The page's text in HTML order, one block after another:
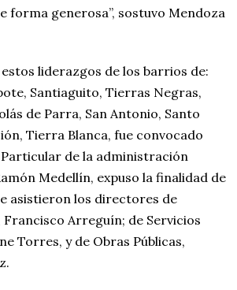
forma generosa”, sostuvo Mendoza
liderazgos de los barrios de:
Santiaguito, Tierras Negras,
de Parra, San Antonio, Santo
Tierra Blanca, fue convocado
de la administración
Medellín, expuso la finalidad de
asistieron los directores de
Francisco Arreguín; de Servicios
Torres, y de Obras Públicas,